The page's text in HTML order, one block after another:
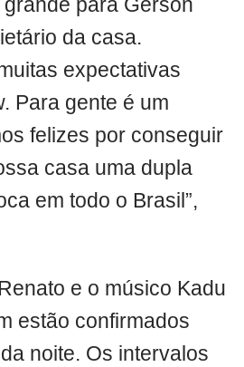
para Gerson
da casa.
expectativas
Para gente é um
felizes por conseguir
casa uma dupla
em todo o Brasil”,
e o músico Kadu
estão confirmados
noite. Os intervalos